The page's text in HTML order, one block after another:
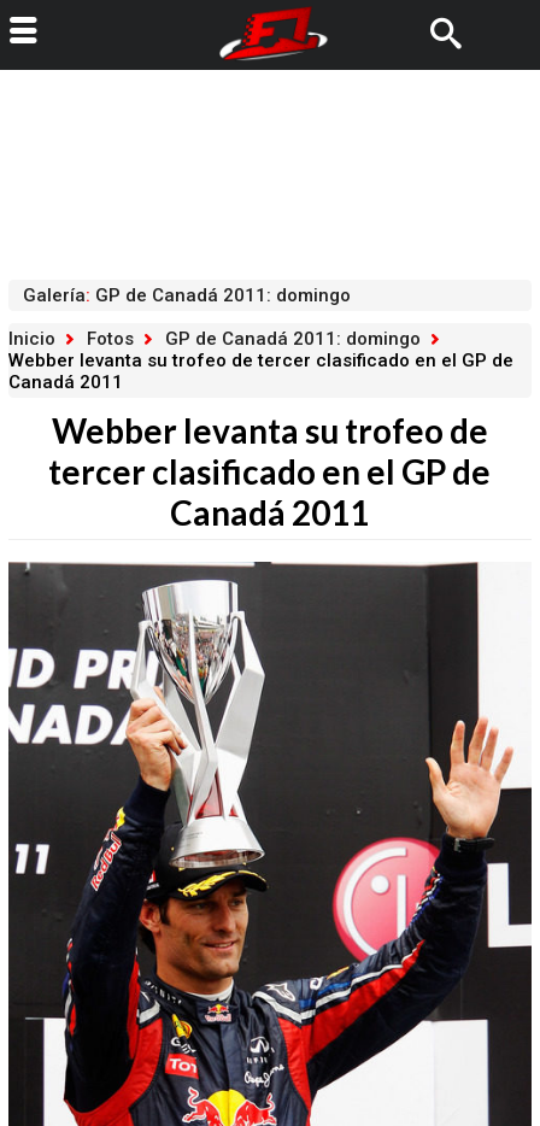
Galería: GP de Canadá 2011: domingo
Inicio
Fotos
GP de Canadá 2011: domingo
Webber levanta su trofeo de tercer clasificado en el GP de
Canadá 2011
Webber levanta su trofeo de
tercer clasificado en el GP de
Canadá 2011